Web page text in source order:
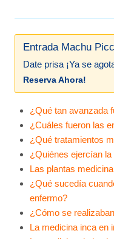
Entrada Machu
Date prisa ¡Ya se
Reserva Ahora!
¿Qué tan avanzada
¿Cuáles fueron las
¿Qué tratamientos
¿Quiénes ejercían
Las plantas
¿Qué sucedía
enfermo?
¿Cómo se
La medicina inca en